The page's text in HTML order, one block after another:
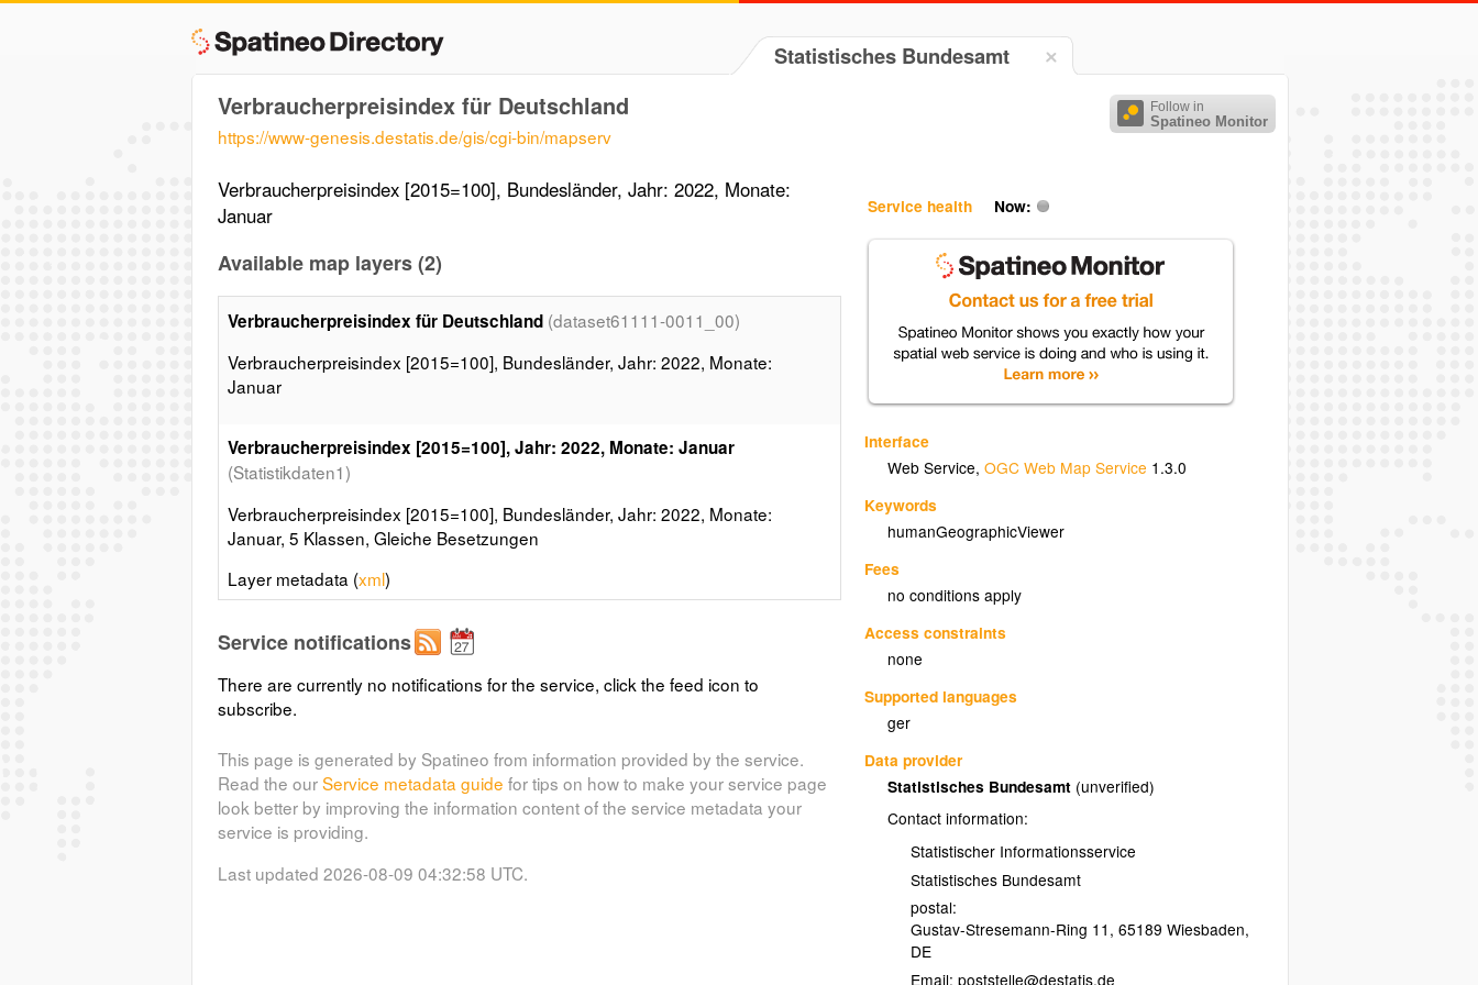
Statistisches Bundesamt
Follow in
Spatineo Monitor
Verbraucherpreisindex für Deutschland
https://www-genesis.destatis.de/gis/cgi-bin/mapserv
Service health Now:
Interface
Web Service,OGC Web Map Service 1.3.0
Keywords
humanGeographicViewer
Fees
no conditions apply
Access constraints
none
Supported languages
ger
Data provider
Statistisches Bundesamt (unverified)
Contact information:
Statistischer Informationsservice
Statistisches Bundesamt
postal:
Gustav-Stresemann-Ring 11 , 65189 Wiesbaden,
DE
Email:
Verbraucherpreisindex [2015=100], Bundesländer, Jahr: 2022, Monate:
Januar
Available map layers (2)
Verbraucherpreisindex für Deutschland (dataset61111-0011_00)
Verbraucherpreisindex [2015=100], Bundesländer, Jahr: 2022, Monate:
Januar
Verbraucherpreisindex [2015=100], Jahr: 2022, Monate: Januar
(Statistikdaten1)
Verbraucherpreisindex [2015=100], Bundesländer, Jahr: 2022, Monate:
Januar, 5 Klassen, Gleiche Besetzungen
Layer metadata (xml)
Service notifications
There are currently no notifications for the service, click the feed icon to
subscribe.
This page is generated by Spatineo from information provided by the service.
Read the ourService metadata guide for tips on how to make your service page
look better by improving the information content of the service metadata your
service is providing.
Last updated 2026-08-09 04:32:58 UTC.